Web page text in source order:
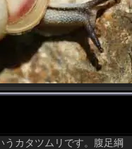
うカタツムリです。腹足